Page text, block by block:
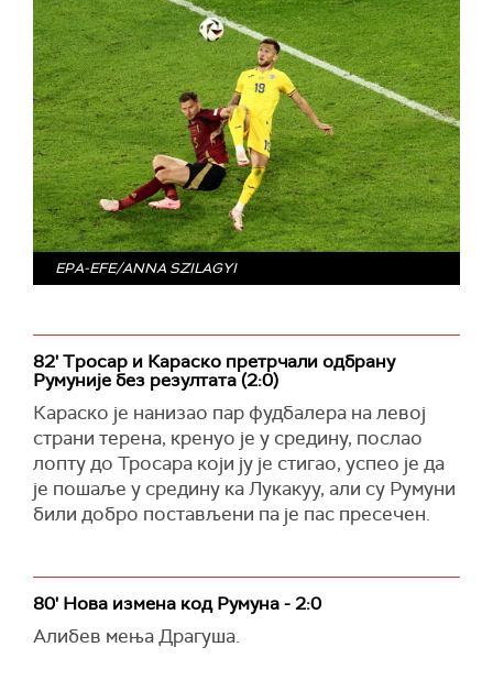
EPA-EFE/ANNA SZILAGYI
82' Тросар и Караско претрчали одбрану
Румуније без резултата (2:0)
Караско је нанизао пар фудбалера на левој
страни терена, кренуо је у средину, послао
лопту до Тросара који ју је стигао, успео је да
је пошаље у средину ка Лукакуу, али су Румуни
били добро постављени па је пас пресечен.
80' Нова измена код Румуна - 2:0
Алибев мења Драгуша.